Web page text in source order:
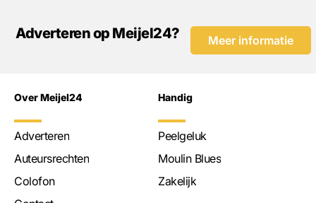
Adverteren op Meijel24? Meer informatie
Over Meijel24
Adverteren
Auteursrechten
Colofon
Handig
Peelgeluk
Moulin Blues
Zakelijk